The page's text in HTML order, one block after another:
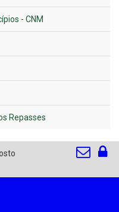
- CNM
Repasses